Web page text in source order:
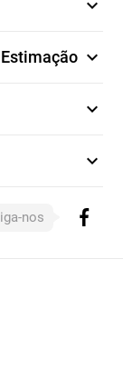
expand_more
expand_more
expand_more
expand_more
nos